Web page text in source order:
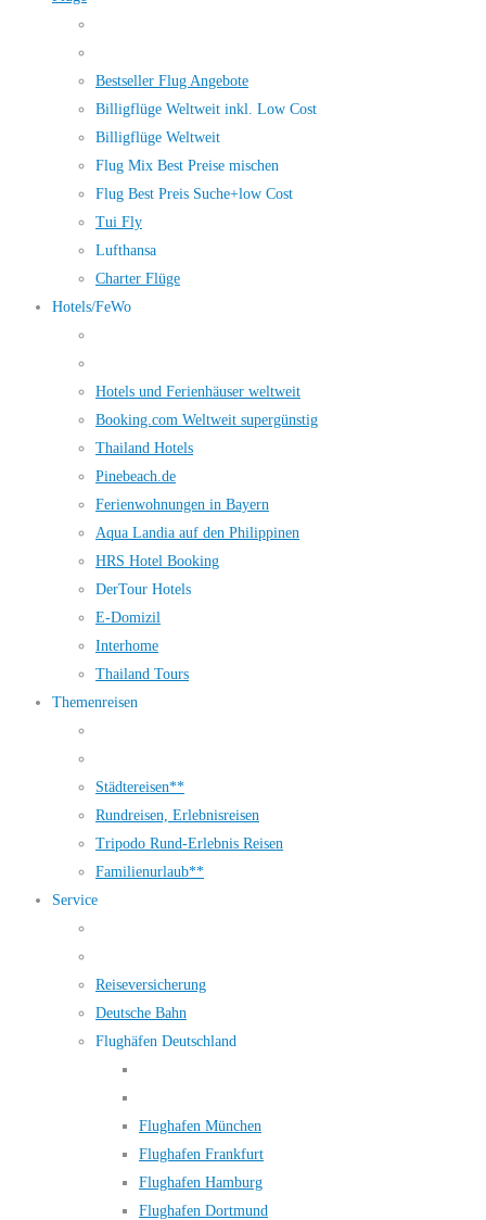
Bestseller Flug Angebote
Billigflüge Weltweit inkl. Low Cost
Billigflüge Weltweit
Flug Mix Best Preise mischen
Flug Best Preis Suche+low Cost
Tui Fly
Lufthansa
Charter Flüge
Hotels/FeWo
Hotels und Ferienhäuser weltweit
Booking.com Weltweit supergünstig
Thailand Hotels
Pinebeach.de
Ferienwohnungen in Bayern
Aqua Landia auf den Philippinen
HRS Hotel Booking
DerTour Hotels
E-Domizil
Interhome
Thailand Tours
Themenreisen
Städtereisen**
Rundreisen, Erlebnisreisen
Tripodo Rund-Erlebnis Reisen
Familienurlaub**
Service
Reiseversicherung
Deutsche Bahn
Flughäfen Deutschland
Flughafen München
Flughafen Frankfurt
Flughafen Hamburg
Flughafen Dortmund